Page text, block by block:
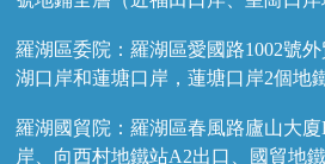
羅湖區委院：羅湖區愛國路1002號
湖口岸和蓮塘口岸，蓮塘口岸2個地
羅湖國貿院：羅湖區春風路廬山大
岸、向西村地鐵站A2出口、國貿地鐵